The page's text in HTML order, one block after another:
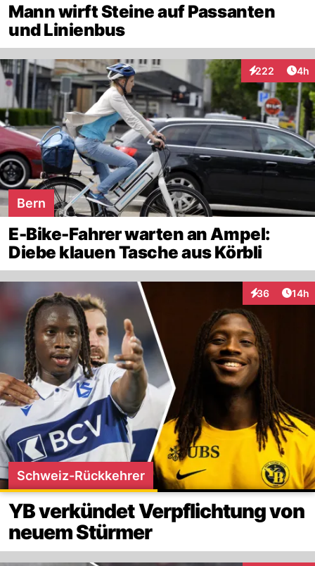
Mann wirft Steine auf Passanten
und Linienbus
222
Interaktionen
4h
Bern
E-Bike-Fahrer warten an Ampel:
Diebe klauen Tasche aus Körbli
36
Interaktionen
14h
Schweiz-Rückkehrer
YB verkündet Verpflichtung von
neuem Stürmer